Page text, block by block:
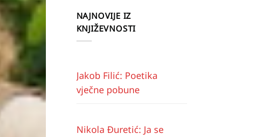
NAJNOVIJE IZ
KNJIŽEVNOSTI
Jakob Filić: Poetika
vječne pobune
Nikola Đuretić: Ja se